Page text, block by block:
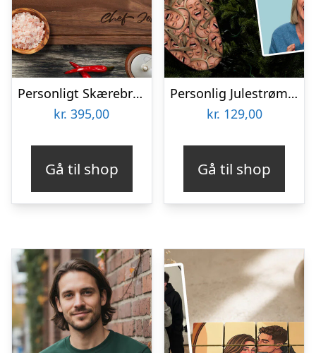
Personligt Skærebræt med Tekst
kr. 395,00
Gå til shop
Personlig Julestrømpe med Billede – Multiface
kr. 129,00
Gå til shop